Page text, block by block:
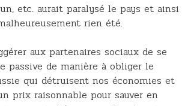
etc. aurait paralysé le pays et ainsi
rien été.
aux partenaires sociaux de se
passive de manière à obliger le
qui détruisent nos économies et
prix raisonnable pour sauver en